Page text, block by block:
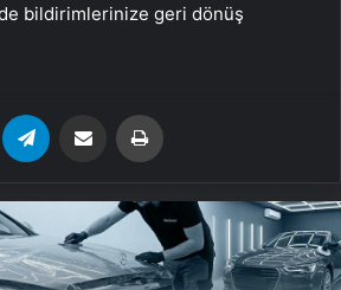
bildirimlerinize geri dönüş
WhatsApp Email'den paylaş